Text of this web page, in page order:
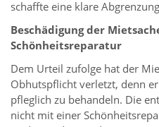
schaffte eine klare
Beschädigung der
Schönheitsreparatur
Dem Urteil zufolge hat der
Obhutspflicht verletzt, denn
pfleglich zu behandeln. Die
nicht mit einer